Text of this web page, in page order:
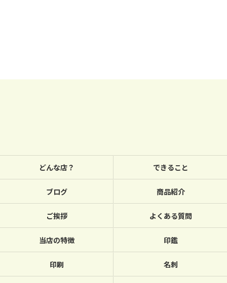
どんな店？ できること
ブログ 商品紹介
ご挨拶 よくある質問
当店の特徴 印鑑
印刷 名刺